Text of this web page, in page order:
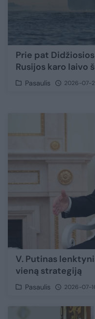
Prie pat
Rusijos karo laivo
Pasaulis 2026-07-
V. Putinas
vieną strategiją
Pasaulis 2026-07-